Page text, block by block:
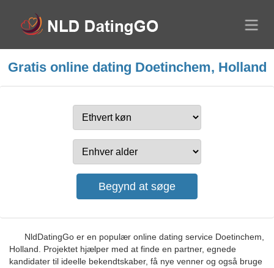
Gratis online dating Doetinchem, Holland
NldDatingGo er en populær online dating service Doetinchem,
Holland. Projektet hjælper med at finde en partner, egnede
kandidater til ideelle bekendtskaber, få nye venner og også bruge